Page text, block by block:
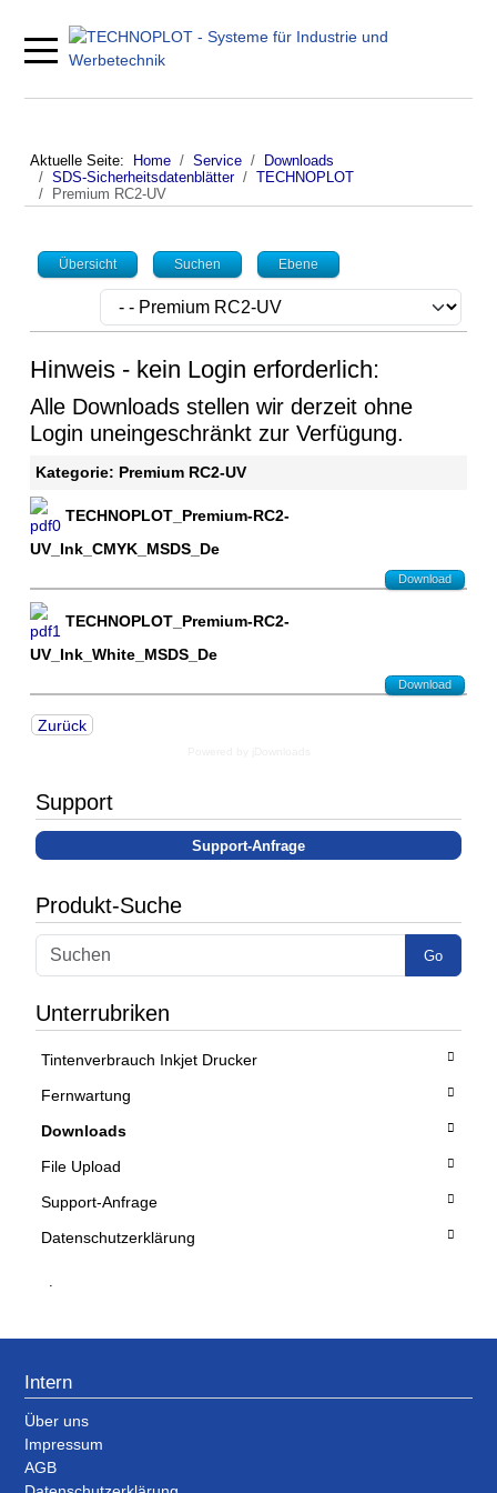
Mobile Menu Toggle
Aktuelle Seite: Home Service
Downloads
SDS-Sicherheitsdatenblätter
TECHNOPLOT
Premium RC2-UV
Übersicht Suchen Ebene
Hinweis - kein Login erforderlich:
Alle Downloads stellen wir derzeit ohne
Login uneingeschränkt zur Verfügung.
Kategorie: Premium RC2-UV
TECHNOPLOT_Premium-RC2-
UV_Ink_CMYK_MSDS_De
Download
TECHNOPLOT_Premium-RC2-
UV_Ink_White_MSDS_De
Download
Zurück
Support
Support-Anfrage
Produkt-Suche
Go
Unterrubriken
Tintenverbrauch Inkjet Drucker
Fernwartung
Downloads
File Upload
Support-Anfrage
Datenschutzerklärung
.
Intern
Über uns
Impressum
AGB